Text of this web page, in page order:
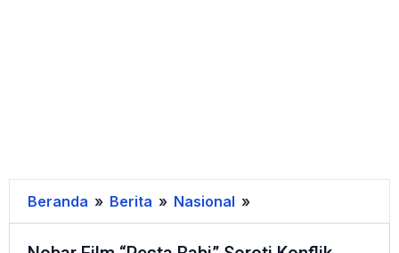
Beranda » Berita » Nasional »
Film